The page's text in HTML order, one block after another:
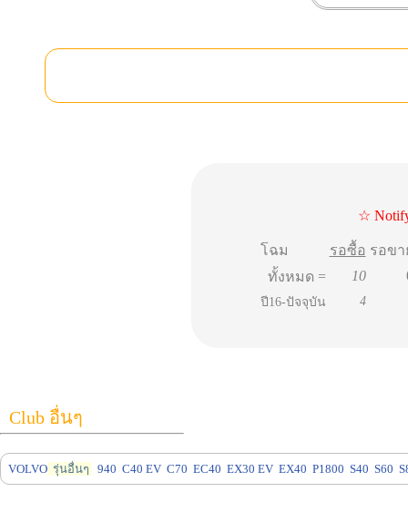
☆
โฉม รอซื้อ รอขา
ทั้งหมด =
10
ปี16-ปัจจุบัน 4
Club อื่นๆ
VOLVO รุ่นอื่นๆ 940 C40 EV C70 EC40 EX30 EV EX40 P1800 S40 S60